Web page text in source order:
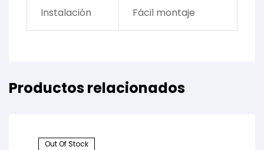
Instalación Fácil montaje
Productos relacionados
Out Of Stock